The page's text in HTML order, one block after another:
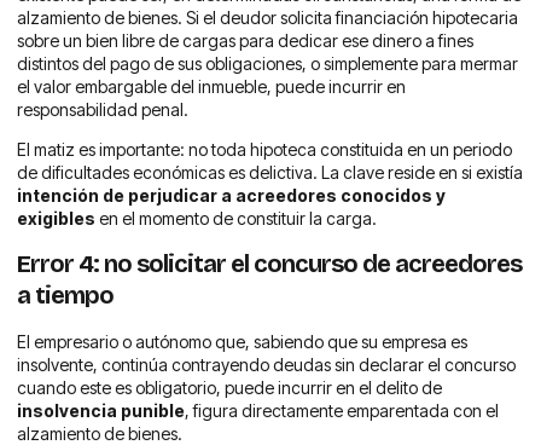
alzamiento de bienes. Si el deudor solicita financiación hipotecaria
sobre un bien libre de cargas para dedicar ese dinero a fines
distintos del pago de sus obligaciones, o simplemente para mermar
el valor embargable del inmueble, puede incurrir en
responsabilidad penal.
El matiz es importante: no toda hipoteca constituida en un periodo
de dificultades económicas es delictiva. La clave reside en si existía
intención de perjudicar a acreedores conocidos y
exigibles en el momento de constituir la carga.
Error 4: no solicitar el concurso de acreedores
a tiempo
El empresario o autónomo que, sabiendo que su empresa es
insolvente, continúa contrayendo deudas sin declarar el concurso
cuando este es obligatorio, puede incurrir en el delito de
insolvencia punible, figura directamente emparentada con el
alzamiento de bienes.